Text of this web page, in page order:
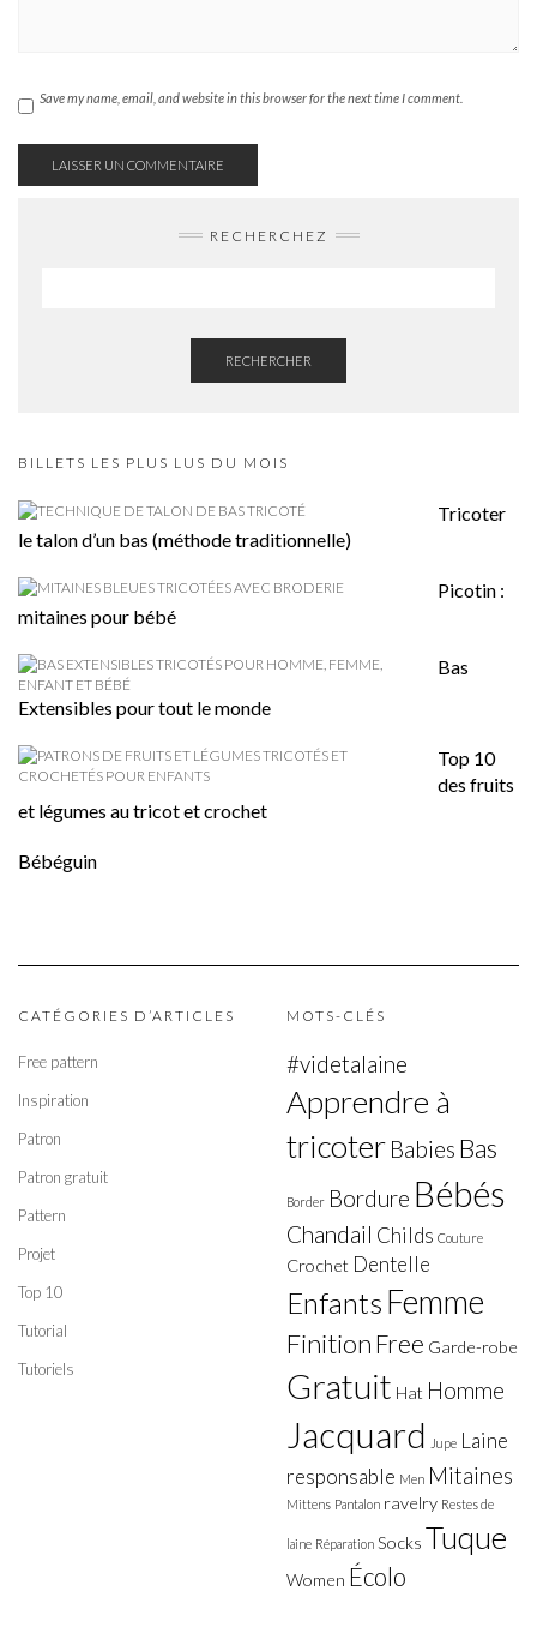
Save my name, email, and website in this browser for the next time I comment.
RECHERCHEZ
RECHERCHER
BILLETS LES PLUS LUS DU MOIS
Tricoter
le talon d’un bas (méthode traditionnelle)
Picotin :
mitaines pour bébé
Bas
Extensibles pour tout le monde
Top 10
des fruits
et légumes au tricot et crochet
Bébéguin
CATÉGORIES D’ARTICLES
Free pattern
Inspiration
Patron
Patron gratuit
Pattern
Projet
Top 10
Tutorial
Tutoriels
MOTS-CLÉS
#videtalaine
Apprendre à
tricoter Babies Bas
Border Bordure Bébés
Chandail Childs Couture
Crochet Dentelle
Enfants Femme
Finition Free Garde-robe
Gratuit Hat Homme
Jacquard Jupe Laine
responsable Men Mitaines
Mittens Pantalon ravelry Restes de
laine Réparation Socks Tuque
Women Écolo